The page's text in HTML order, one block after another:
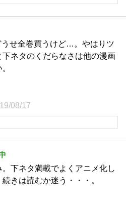
せ全巻買うけど…。やはりツ
下ネタのくだらなさは他の漫画
08/17
下ネタ満載でよくアニメ化し
きは読むか迷う・・・。